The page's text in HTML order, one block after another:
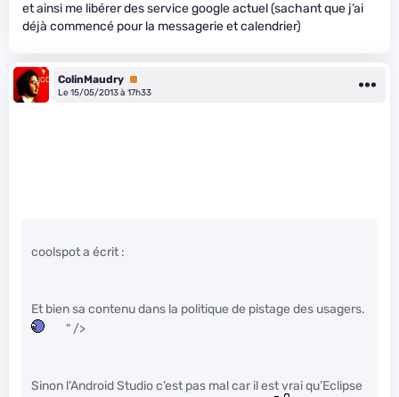
et ainsi me libérer des service google actuel (sachant que j’ai
déjà commencé pour la messagerie et calendrier)
ColinMaudry Premium
Le 15/05/2013 à 17h33
coolspot a écrit :
Et bien sa contenu dans la politique de pistage des usagers.
" />
Sinon l’Android Studio c’est pas mal car il est vrai qu’Eclipse